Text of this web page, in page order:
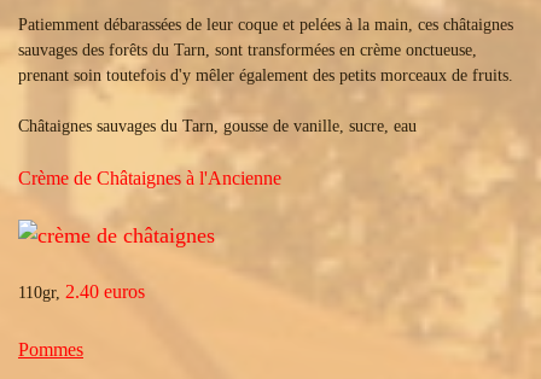
Patiemment débarassées de leur coque et pelées à la main, ces châtaignes
sauvages des forêts du Tarn, sont transformées en crème onctueuse,
prenant soin toutefois d'y mêler également des petits morceaux de fruits.
Châtaignes sauvages du Tarn, gousse de vanille, sucre, eau
Crème de Châtaignes à l'Ancienne
110gr, 2.40 euros
Pommes